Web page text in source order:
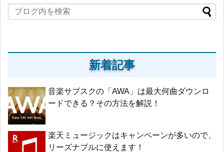
新着記事
音楽サブスクの「AWA」は最大何曲ダウンロ
ードできる？その方法を解説！
楽天ミュージックはキャンペーンが多いので、
リーズナブルに使えます！